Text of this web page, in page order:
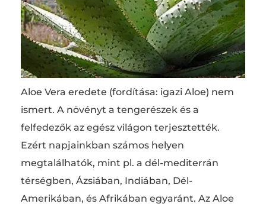
Aloe Vera eredete (fordítása: igazi Aloe) nem
ismert. A növényt a tengerészek és a
felfedezők az egész világon terjesztették.
Ezért napjainkban számos helyen
megtalálhatók, mint pl. a dél-mediterrán
térségben, Ázsiában, Indiában, Dél-
Amerikában, és Afrikában egyaránt. Az Aloe